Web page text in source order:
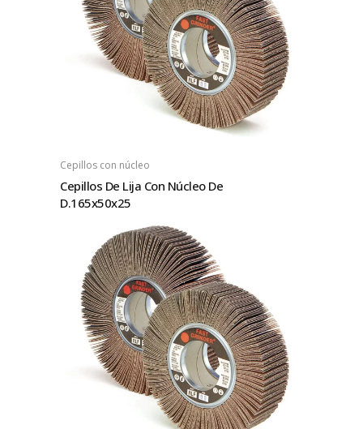
Cepillos con núcleo
Cepillos De Lija Con Núcleo De
D.165x50x25